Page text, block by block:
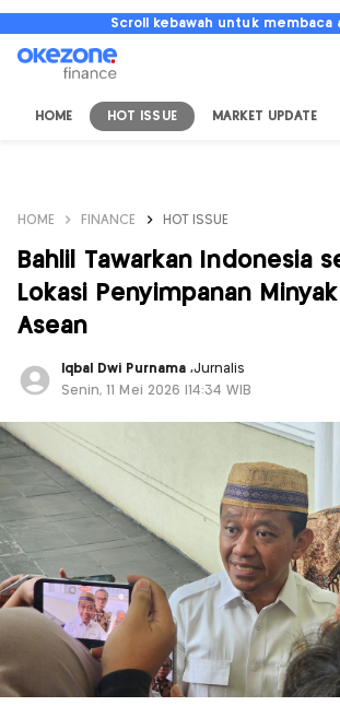
Scroll kebawah untuk membaca
HOME HOT ISSUE MARKET UPDATE
HOME FINANCE HOT ISSUE
Bahlil Tawarkan Indonesia
Lokasi Penyimpanan
Asean
Iqbal Dwi Purnama ,Jurnalis
Senin, 11 Mei 2026 |14:34 WIB